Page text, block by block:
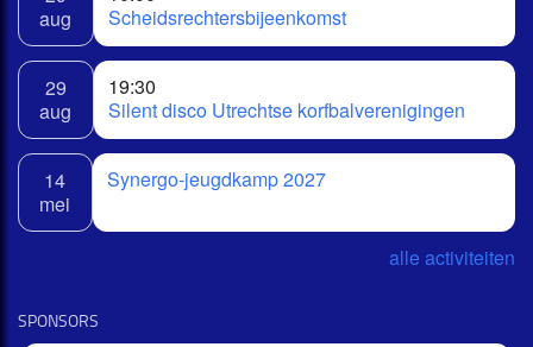
aug
Scheidsrechtersbijeenkomst
29
aug
19:30
Silent disco Utrechtse korfbalverenigingen
14
mei
Synergo-jeugdkamp 2027
alle activiteiten
SPONSORS